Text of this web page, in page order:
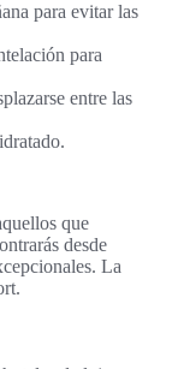
para evitar las
para
entre las
que
desde
La